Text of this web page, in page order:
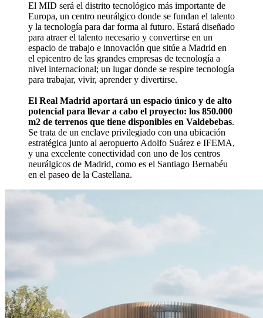
El MID será el distrito tecnológico más importante de
Europa, un centro neurálgico donde se fundan el talento
y la tecnología para dar forma al futuro. Estará diseñado
para atraer el talento necesario y convertirse en un
espacio de trabajo e innovación que sitúe a Madrid en
el epicentro de las grandes empresas de tecnología a
nivel internacional; un lugar donde se respire tecnología
para trabajar, vivir, aprender y divertirse.
El Real Madrid aportará un espacio único y de alto
potencial para llevar a cabo el proyecto: los 850.000
m2 de terrenos que tiene disponibles en Valdebebas.
Se trata de un enclave privilegiado con una ubicación
estratégica junto al aeropuerto Adolfo Suárez e IFEMA,
y una excelente conectividad con uno de los centros
neurálgicos de Madrid, como es el Santiago Bernabéu
en el paseo de la Castellana.